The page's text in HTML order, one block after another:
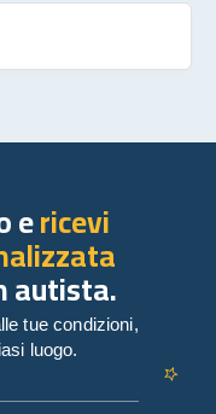
ericevi
autista.
tue condizioni,
luogo.